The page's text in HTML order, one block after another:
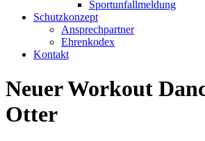
Sportunfallmeldung
Schutzkonzept
Ansprechpartner
Ehrenkodex
Kontakt
Neuer Workout
Otter